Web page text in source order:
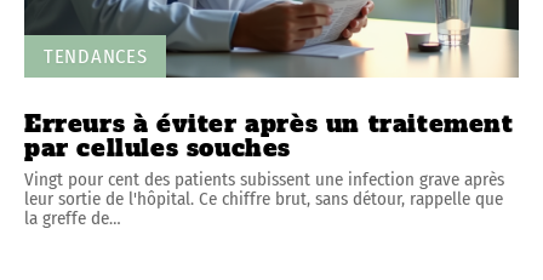
TENDANCES
Erreurs à éviter après un traitement
par cellules souches
Vingt pour cent des patients subissent une infection grave après
leur sortie de l'hôpital. Ce chiffre brut, sans détour, rappelle que
la greffe de…